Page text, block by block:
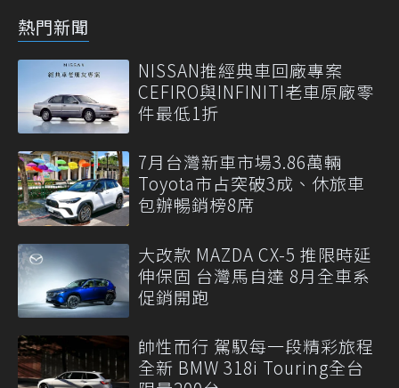
熱門新聞
NISSAN推經典車回廠專案
CEFIRO與INFINITI老車原廠零
件最低1折
7月台灣新車市場3.86萬輛
Toyota市占突破3成、休旅車
包辦暢銷榜8席
大改款 MAZDA CX-5 推限時延
伸保固 台灣馬自達 8月全車系
促銷開跑
帥性而行 駕馭每一段精彩旅程
全新 BMW 318i Touring全台